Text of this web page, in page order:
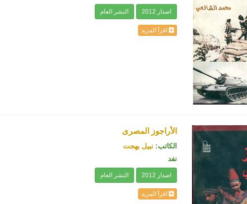
اصدار 2012 النشر العام
اقرأ المزيد
الأراجوز المصرى
الكاتب: نبيل بهجت
نفد
اصدار 2012 النشر العام
اقرأ المزيد